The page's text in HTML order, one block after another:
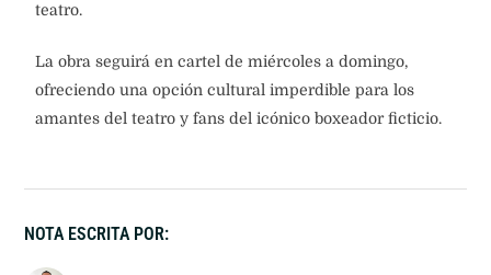
teatro.
La obra seguirá en cartel de miércoles a domingo,
ofreciendo una opción cultural imperdible para los
amantes del teatro y fans del icónico boxeador ficticio.
NOTA ESCRITA POR: